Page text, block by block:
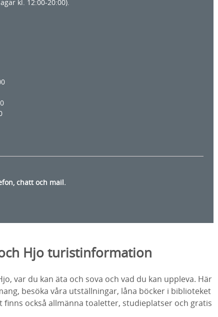
kl. 12:00-20:00).
chatt och mail.
Hjo turistinformation
var du kan äta och sova och vad du kan uppleva. Här
besöka våra utställningar, låna böcker i biblioteket
också allmänna toaletter, studieplatser och gratis